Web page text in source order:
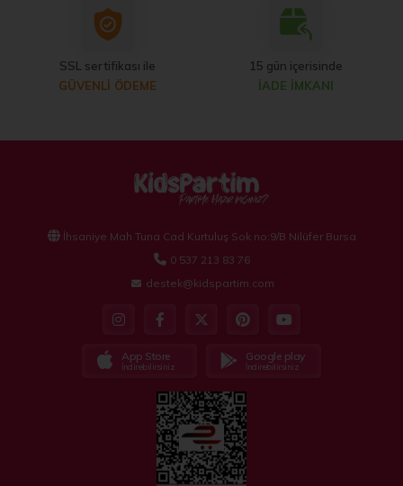
SSL sertifikası ile
GÜVENLİ ÖDEME
15 gün içerisinde
İADE İMKANI
İhsaniye Mah Tuna Cad Kurtuluş Sok no:9/B Nilüfer Bursa
0 537 213 83 76
destek@kidspartim.com
App Store
İndirebilirsiniz
Google play
İndirebilirsiniz